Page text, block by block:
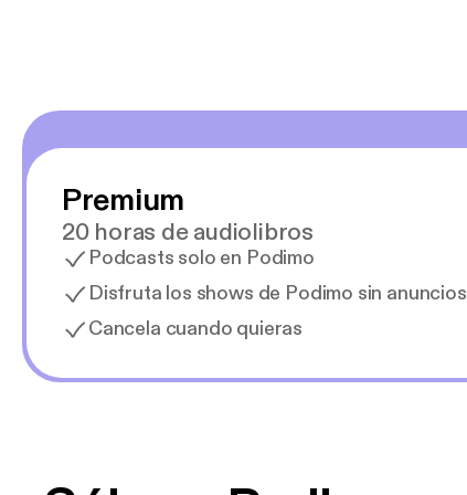
Premium
20 horas de audiolibros
Podcasts solo en Podimo
Disfruta los shows de Podimo sin anuncios
Cancela cuando quieras